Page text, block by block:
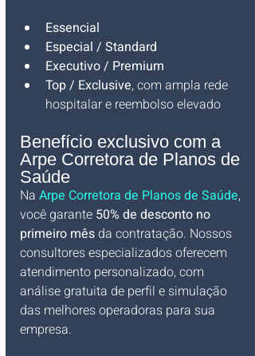
Essencial
Especial / Standard
Executivo / Premium
Top / Exclusive, com ampla rede
hospitalar e reembolso elevado
Benefício exclusivo com a
Arpe Corretora de Planos de
Saúde
Na Arpe Corretora de Planos de Saúde,
você garante 50% de desconto no
primeiro mês da contratação. Nossos
consultores especializados oferecem
atendimento personalizado, com
análise gratuita de perfil e simulação
das melhores operadoras para sua
empresa.